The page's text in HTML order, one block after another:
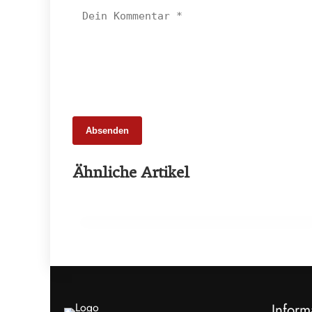
Absenden
Ähnliche Artikel
65 Millionen Euro Umsatz in der